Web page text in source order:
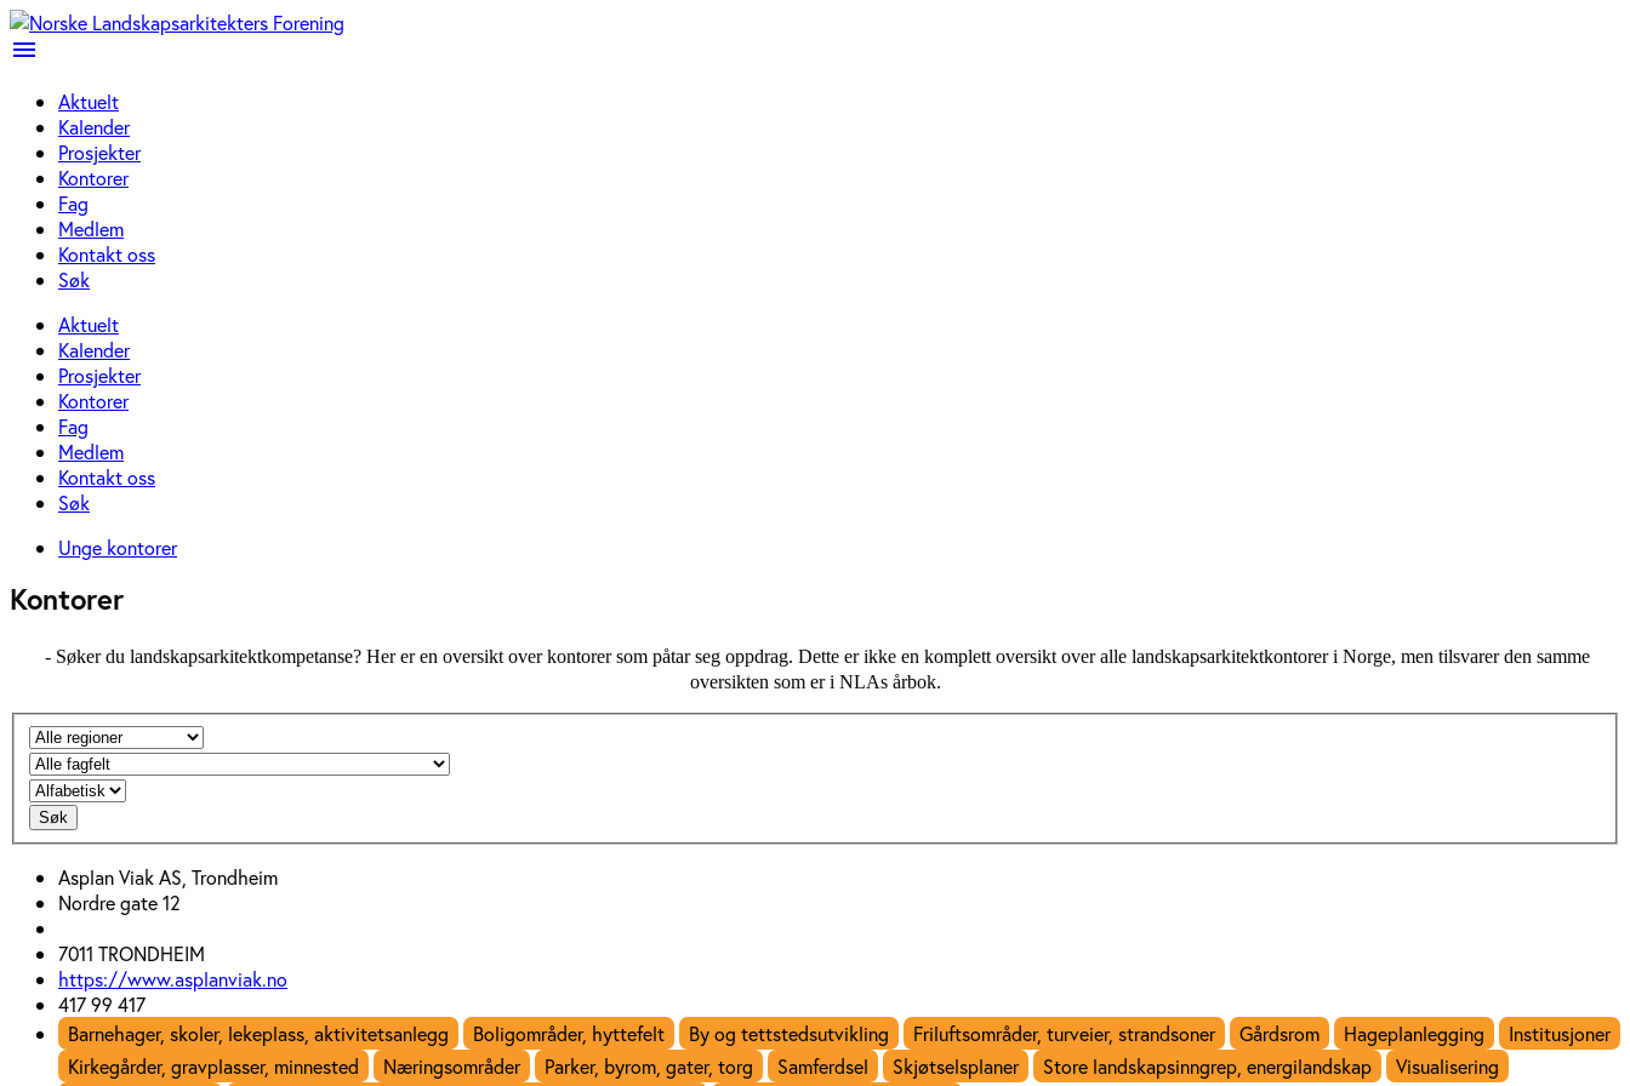
menu
Aktuelt
Kalender
Prosjekter
Kontorer
Fag
Medlem
Kontakt oss
Søk
Aktuelt
Kalender
Prosjekter
Kontorer
Fag
Medlem
Kontakt oss
Søk
Unge kontorer
Kontorer
- Søker du landskapsarkitektkompetanse? Her er en oversikt over kontorer som påtar seg oppdrag. Dette er ikke en komplett oversikt over alle landskapsarkitektkontorer i Norge, men tilsvarer den samme
oversikten som er i NLAs årbok.
Søk
Asplan Viak AS, Trondheim
Nordre gate 12
7011 TRONDHEIM
https://www.asplanviak.no
417 99 417
Barnehager, skoler, lekeplass, aktivitetsanlegg
Boligområder, hyttefelt By og tettstedsutvikling Friluftsområder, turveier, strandsoner Gårdsrom Hageplanlegging
Institusjoner
Kirkegårder, gravplasser, minnested
Næringsområder Parker, byrom, gater, torg Samferdsel Skjøtselsplaner Store landskapsinngrep, energilandskap
Visualisering